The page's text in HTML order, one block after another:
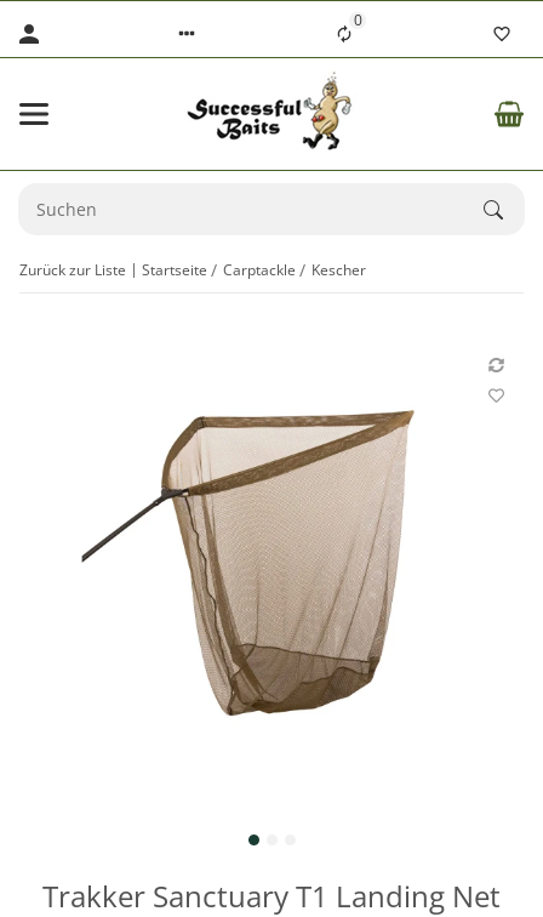
0
Zurück zur Liste Startseite Carptackle Kescher
Trakker Sanctuary T1 Landing Net